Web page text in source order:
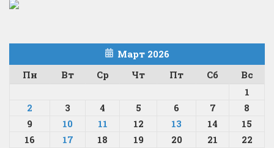
Март 2026
Пн
Вт Ср Чт Пт Сб
Вс
1
2
3 4 5 6 7
8
9
10 11 12 13 14
15
16
17 18 19 20 21
22